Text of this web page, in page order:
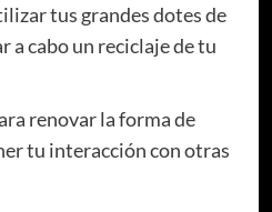
tus grandes dotes de
a cabo un reciclaje de tu
renovar la forma de
tu interacción con otras